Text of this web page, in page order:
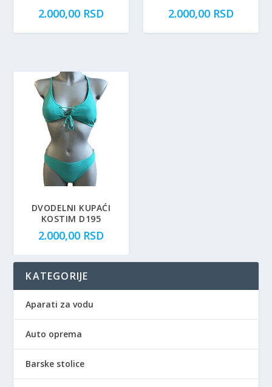
2.000,00 RSD 2.000,00 RSD
DVODELNI KUPAĆI
KOSTIM D195
2.000,00 RSD
KATEGORIJE
Aparati za vodu
Auto oprema
Barske stolice